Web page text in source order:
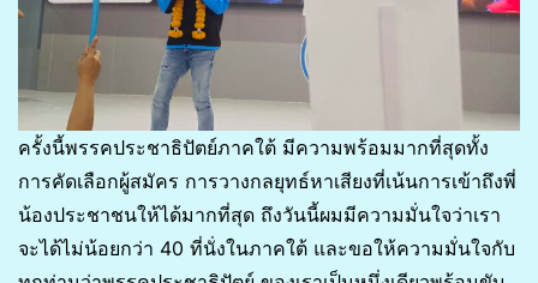
ครั้งนี้พรรคประชาธิปัตย์ภาคใต้ มีความพร้อมมากที่สุดทั้ง
การคัดเลือกผู้สมัคร การวางกลยุทธ์หาเสียงที่เน้นการเข้าถึงพี่
น้องประชาชนให้ได้มากที่สุด ถึงวันนี้ผมมีความมั่นใจว่าเรา
จะได้ไม่น้อยกว่า 40 ที่นั่งในภาคใต้ และขอให้ความมั่นใจกับ